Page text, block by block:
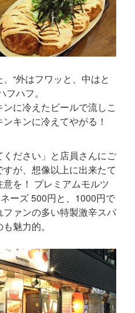
“外はフワッと、中はと
ハフ。
に冷えたビールで流しこ
キンに冷えてやがる！
ください」と店員さんにご
が、想像以上に出来たて
を！ プレミアムモルツ
ーズ 500円と、1000円で
ァンの多い特製激辛スパ
魅力的。